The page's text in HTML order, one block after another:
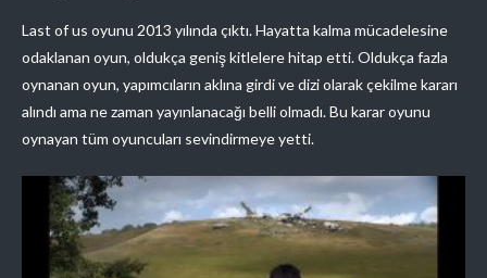
Last of us oyunu 2013 yılında çıktı. Hayatta kalma mücadelesine
odaklanan oyun, oldukça geniş kitlelere hitap etti. Oldukça fazla
oynanan oyun, yapımcıların aklına girdi ve dizi olarak çekilme kararı
alındı ama ne zaman yayınlanacağı belli olmadı. Bu karar oyunu
oynayan tüm oyuncuları sevindirmeye yetti.